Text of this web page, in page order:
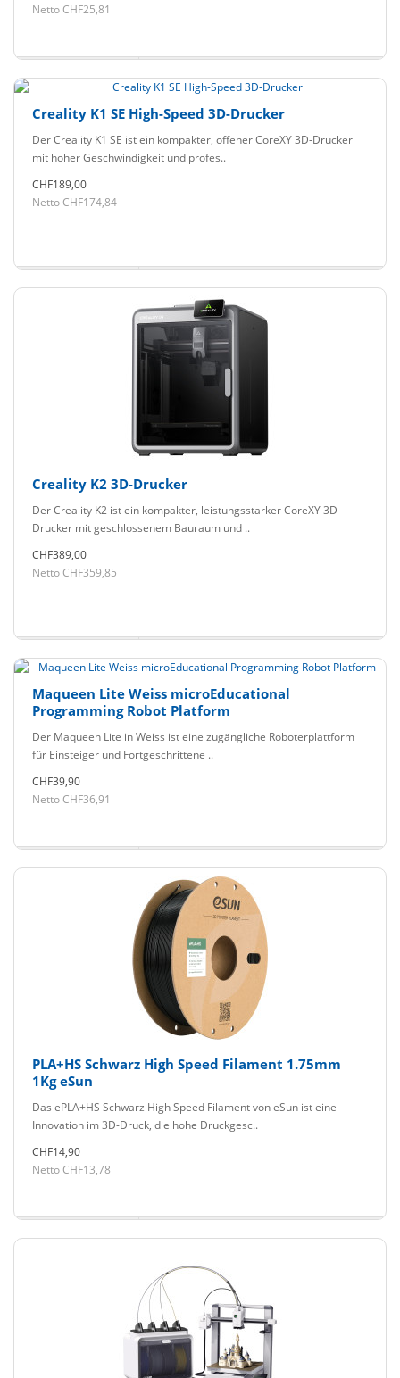
Netto CHF25,81
Creality K1 SE High-Speed 3D-Drucker
Der Creality K1 SE ist ein kompakter, offener CoreXY 3D-Drucker
mit hoher Geschwindigkeit und profes..
CHF189,00
Netto CHF174,84
Creality K2 3D-Drucker
Der Creality K2 ist ein kompakter, leistungsstarker CoreXY 3D-
Drucker mit geschlossenem Bauraum und ..
CHF389,00
Netto CHF359,85
Maqueen Lite Weiss microEducational
Programming Robot Platform
Der Maqueen Lite in Weiss ist eine zugängliche Roboterplattform
für Einsteiger und Fortgeschrittene ..
CHF39,90
Netto CHF36,91
PLA+HS Schwarz High Speed Filament 1.75mm
1Kg eSun
Das ePLA+HS Schwarz High Speed Filament von eSun ist eine
Innovation im 3D-Druck, die hohe Druckgesc..
CHF14,90
Netto CHF13,78